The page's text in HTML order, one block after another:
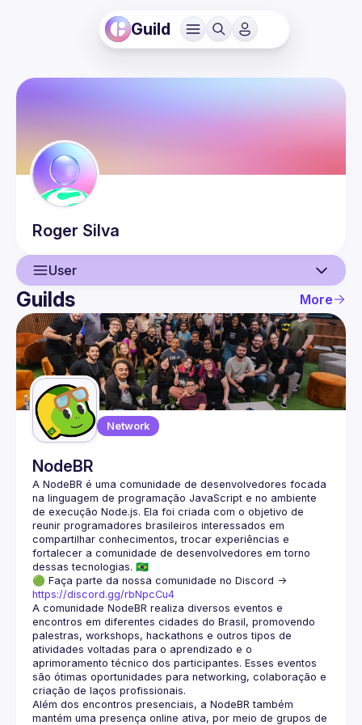
Guild
Roger Silva
User
User
Guilds
Guilds More
Network
NodeBR
A NodeBR é uma comunidade de desenvolvedores focada
na linguagem de programação JavaScript e no ambiente
de execução Node.js. Ela foi criada com o objetivo de
reunir programadores brasileiros interessados em
compartilhar conhecimentos, trocar experiências e
fortalecer a comunidade de desenvolvedores em torno
🟢 Faça parte da nossa comunidade no Discord ->
https://discord.gg/rbNpcCu4
A comunidade NodeBR realiza diversos eventos e
encontros em diferentes cidades do Brasil, promovendo
palestras, workshops, hackathons e outros tipos de
atividades voltadas para o aprendizado e o
aprimoramento técnico dos participantes. Esses eventos
são ótimas oportunidades para networking, colaboração e
Além dos encontros presenciais, a NodeBR também
mantém uma presença online ativa, por meio de grupos de